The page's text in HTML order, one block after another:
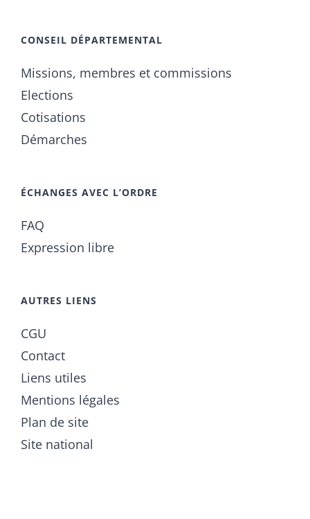
CONSEIL DÉPARTEMENTAL
Missions, membres et commissions
Elections
Cotisations
Démarches
ÉCHANGES AVEC L’ORDRE
FAQ
Expression libre
AUTRES LIENS
CGU
Contact
Liens utiles
Mentions légales
Plan de site
Site national